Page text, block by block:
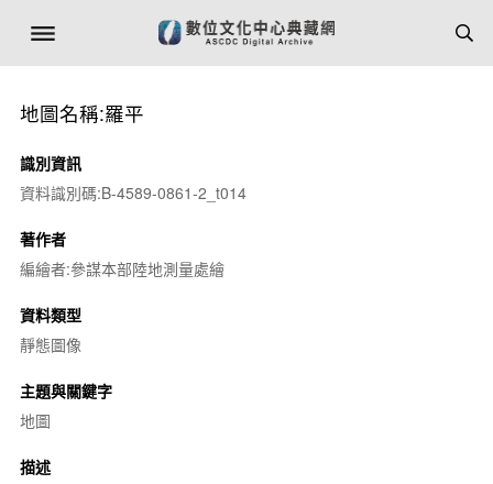
地圖名稱:羅平
識別資訊
資料識別碼:B-4589-0861-2_t014
著作者
編繪者:參謀本部陸地測量處繪
資料類型
靜態圖像
主題與關鍵字
地圖
描述